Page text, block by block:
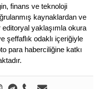
finans ve teknoloji
kaynaklardan ve
yaklaşımla okura
şeffaflık odaklı içeriğiyle
para haberciliğine katkı